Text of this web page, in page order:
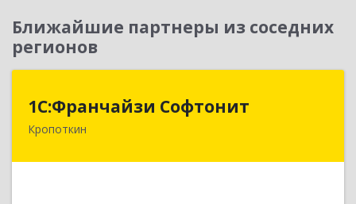
Ближайшие партнеры из соседних
регионов
1С:Франчайзи Софтонит
Кропоткин
1С:Франчайзи Софтонит
352380, Краснодарский край, Кавказский р-н,